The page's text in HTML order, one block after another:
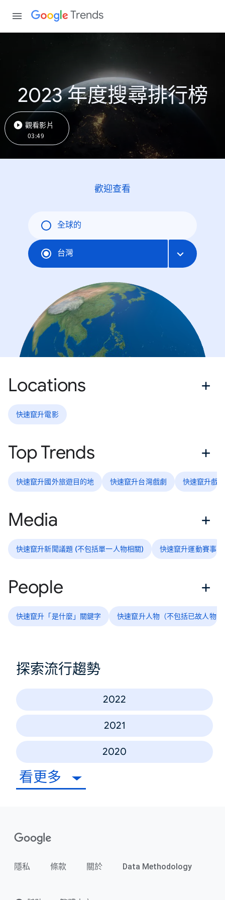
Trends
2023 年度搜尋排行榜
觀看影片
03:49
歡迎查看
全球的
台灣
Locations
快速竄升電影
Top Trends
快速竄升國外旅遊目的地 快速竄升台灣戲劇 快速竄升戲
Media
快速竄升新聞議題 (不包括單一人物相關) 快速竄升運動賽事
People
快速竄升「是什麼」關鍵字 快速竄升人物（不包括已故人物）
探索流行趨勢
2022
2021
2020
看更多
隱私 條款 關於 Data Methodology